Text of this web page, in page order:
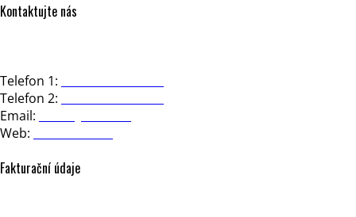
Kontaktujte nás
Telefon 1:
Telefon 2:
Email:
Web:
Fakturační údaje